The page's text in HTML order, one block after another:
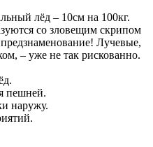
лёд – 10см на 100кг.
со зловещим скрипом
Лучевые,
– уже не так рискованно.
пешней.
наружу.